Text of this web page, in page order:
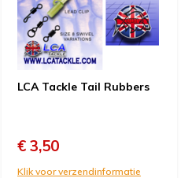
LCA Tackle Tail Rubbers
€ 3,50
Klik voor verzendinformatie